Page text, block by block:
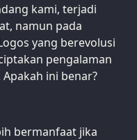
kami, terjadi
namun pada
yang berevolusi
pengalaman
ini benar?
bermanfaat jika